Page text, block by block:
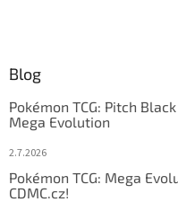
Blog
Pokémon TCG: Pitch
Mega Evolution
2.7.2026
Pokémon TCG: Mega
CDMC.cz!